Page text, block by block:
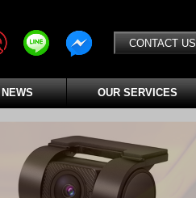
CONTACT US
OUR SERVICES